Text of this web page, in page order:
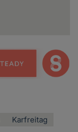
Karfreitag